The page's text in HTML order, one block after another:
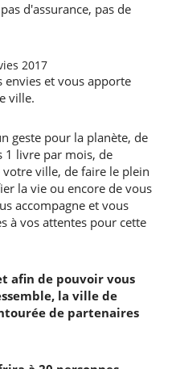
d'assurance, pas de
2017
envies et vous apporte
ville.
geste pour la planète, de
1 livrepar mois, de
ville, de faire le plein
la vie ou encore de vous
accompagne et vous
à vos attentes pour cette
afin de pouvoir vous
la ville de
de partenaires